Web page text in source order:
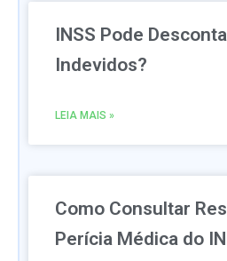
INSS Pode
Indevidos?
LEIA MAIS »
Como Consultar
Perícia Médica do